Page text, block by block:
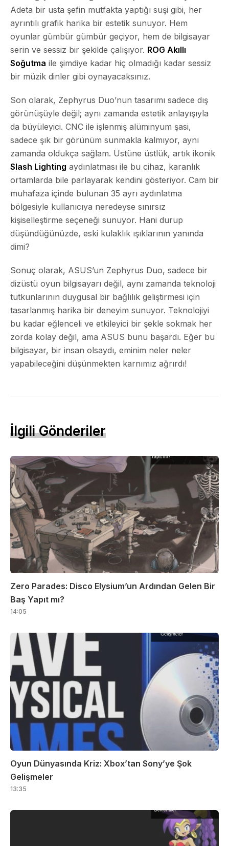
Adeta bir usta şefin mutfakta yaptığı suşi gibi, her
ayrıntılı grafik harika bir estetik sunuyor. Hem
oyunlar gümbür gümbür geçiyor, hem de bilgisayar
serin ve sessiz bir şekilde çalışıyor. ROG Akıllı
Soğutma ile şimdiye kadar hiç olmadığı kadar sessiz
bir müzik dinler gibi oynayacaksınız.
Son olarak, Zephyrus Duo’nun tasarımı sadece dış
görünüşüyle değil; aynı zamanda estetik anlayışıyla
da büyüleyici. CNC ile işlenmiş alüminyum şasi,
sadece şık bir görünüm sunmakla kalmıyor, aynı
zamanda oldukça sağlam. Üstüne üstlük, artık ikonik
Slash Lighting aydınlatması ile bu cihaz, karanlık
ortamlarda bile parlayarak kendini gösteriyor. Cam bir
muhafaza içinde bulunan 35 ayrı aydınlatma
bölgesiyle kullanıcıya neredeyse sınırsız
kişiselleştirme seçeneği sunuyor. Hani durup
düşündüğünüzde, eski kulaklık ışıklarının yanında
dimi?
Sonuç olarak, ASUS’un Zephyrus Duo, sadece bir
dizüstü oyun bilgisayarı değil, aynı zamanda teknoloji
tutkunlarının duygusal bir bağlılık geliştirmesi için
tasarlanmış harika bir deneyim sunuyor. Teknolojiyi
bu kadar eğlenceli ve etkileyici bir şekle sokmak her
zorda kolay değil, ama ASUS bunu başardı. Eğer bu
bilgisayar, bir insan olsaydı, eminim neler neler
yapabileceğini düşünmekten karnımız ağrırdı!
İlgili Gönderiler
Zero Parades: Disco Elysium’un Ardından Gelen Bir
Baş Yapıt mı?
14:05
Oyun Dünyasında Kriz: Xbox’tan Sony’ye Şok
Gelişmeler
13:35